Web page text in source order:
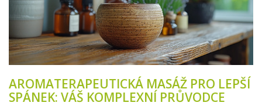
AROMATERAPEUTICKÁ MASÁŽ PRO LEPŠÍ
SPÁNEK: VÁŠ KOMPLEXNÍ PRŮVODCE